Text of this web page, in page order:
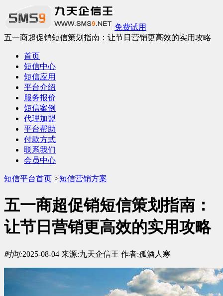
免费试用
五一商超促销短信策划指南：让节日营销更高效的实用攻略
首页
短信中心
短信应用
平台介绍
服务报价
短信案例
代理加盟
平台帮助
付款方式
联系我们
会员中心
短信平台首页 >短信营销方案
五一商超促销短信策划指南：
让节日营销更高效的实用攻略
时间:2025-08-04 来源:九天企信王 作者:孤酒人寒